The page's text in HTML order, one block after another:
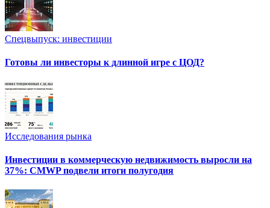
Спецвыпуск: инвестиции
Готовы ли инвесторы к длинной игре с ЦОД?
Исследования рынка
Инвестиции в коммерческую недвижимость выросли на
37%: CMWP подвели итоги полугодия